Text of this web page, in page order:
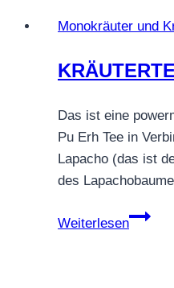
Monokräuter und
Das ist eine
Pu Erh Tee in
Lapacho (das ist
des
Weiterlesen